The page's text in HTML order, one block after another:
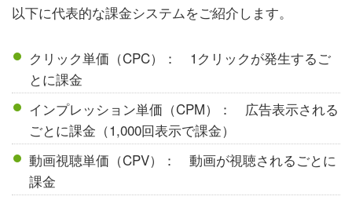
以下に代表的な課金システムをご紹介します。
クリック単価（CPC）： 1クリックが発生するご
とに課金
インプレッション単価（CPM）： 広告表示される
ごとに課金（1,000回表示で課金）
動画視聴単価（CPV）： 動画が視聴されるごとに
課金